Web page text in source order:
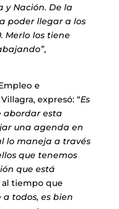
y Nación. De la
poder llegar a los
Merlo los tiene
,
e
expresó: “Es
abordar esta
una agenda en
lo maneja a través
que tenemos
que está
al tiempo que
todos, es bien